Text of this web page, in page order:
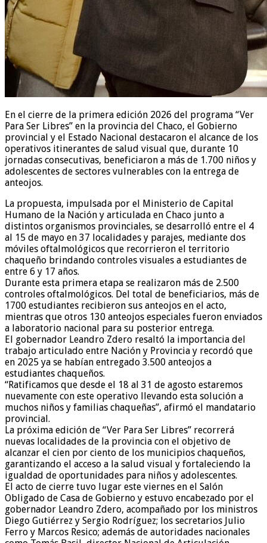
En el cierre de la primera edición 2026 del programa “Ver
Para Ser Libres” en la provincia del Chaco, el Gobierno
provincial y el Estado Nacional destacaron el alcance de los
operativos itinerantes de salud visual que, durante 10
jornadas consecutivas, beneficiaron a más de 1.700 niños y
adolescentes de sectores vulnerables con la entrega de
anteojos.
La propuesta, impulsada por el Ministerio de Capital
Humano de la Nación y articulada en Chaco junto a
distintos organismos provinciales, se desarrolló entre el 4
al 15 de mayo en 37 localidades y parajes, mediante dos
móviles oftalmológicos que recorrieron el territorio
chaqueño brindando controles visuales a estudiantes de
entre 6 y 17 años.
Durante esta primera etapa se realizaron más de 2.500
controles oftalmológicos. Del total de beneficiarios, más de
1700 estudiantes recibieron sus anteojos en el acto,
mientras que otros 130 anteojos especiales fueron enviados
a laboratorio nacional para su posterior entrega.
El gobernador Leandro Zdero resaltó la importancia del
trabajo articulado entre Nación y Provincia y recordó que
en 2025 ya se habían entregado 3.500 anteojos a
estudiantes chaqueños.
“Ratificamos que desde el 18 al 31 de agosto estaremos
nuevamente con este operativo llevando esta solución a
muchos niños y familias chaqueñas”, afirmó el mandatario
provincial.
La próxima edición de “Ver Para Ser Libres” recorrerá
nuevas localidades de la provincia con el objetivo de
alcanzar el cien por ciento de los municipios chaqueños,
garantizando el acceso a la salud visual y fortaleciendo la
igualdad de oportunidades para niños y adolescentes.
El acto de cierre tuvo lugar este viernes en el Salón
Obligado de Casa de Gobierno y estuvo encabezado por el
gobernador Leandro Zdero, acompañado por los ministros
Diego Gutiérrez y Sergio Rodríguez; los secretarios Julio
Ferro y Marcos Resico; además de autoridades nacionales